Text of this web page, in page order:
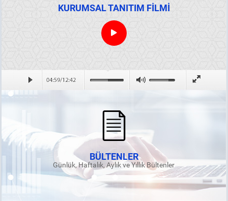
KURUMSAL TANITIM FİLMİ
BÜLTENLER
Günlük, Haftalık, Aylık ve Yıllık Bültenler